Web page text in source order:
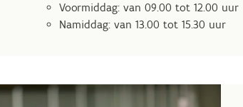
Voormiddag: van 09.00 tot 12.00 uur
Namiddag: van 13.00 tot 15.30 uur